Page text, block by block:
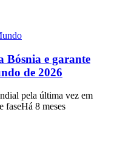
Bósnia e garante
de 2026
pela última vez em
faseHá 8 meses